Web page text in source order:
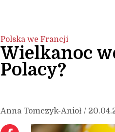
Polska we Francji
Wielkanoc
Polacy?
Anna Tomczyk-Anioł /